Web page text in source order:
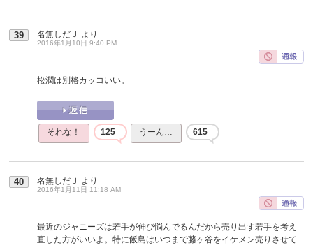
39 名無しだＪ より
2016年1月10日 9:40 PM
松潤は別格カッコいい。
それな！ 125 うーん… 615
40 名無しだＪ より
2016年1月11日 11:18 AM
最近のジャニーズは若手が伸び悩んでるんだから売り出す若手を考え
直した方がいいよ。特に飯島はいつまで藤ヶ谷をイケメン売りさせて